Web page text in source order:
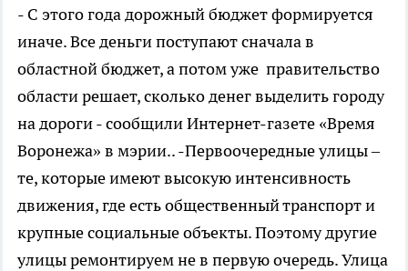
- С этого года дорожный бюджет формируется
иначе. Все деньги поступают сначала в
областной бюджет, а потом уже правительство
области решает, сколько денег выделить городу
на дороги - сообщили Интернет-газете «Время
Воронежа» в мэрии.. -Первоочередные улицы –
те, которые имеют высокую интенсивность
движения, где есть общественный транспорт и
крупные социальные объекты. Поэтому другие
улицы ремонтируем не в первую очередь. Улица